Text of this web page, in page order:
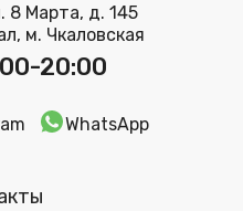
8 Марта, д. 145
м. Чкаловская
20:00
WhatsApp